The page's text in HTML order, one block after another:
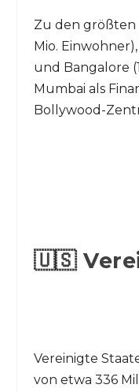
Zu den größten
Mio.
und Bangalore
Mumbai als
Bollywood-
🇺🇸
Vereinigte
von etwa 336